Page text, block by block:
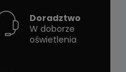
Doradztwo
W doborze
oświetlenia